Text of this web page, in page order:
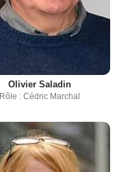
Olivier Saladin
Rôle : Cédric Marchal